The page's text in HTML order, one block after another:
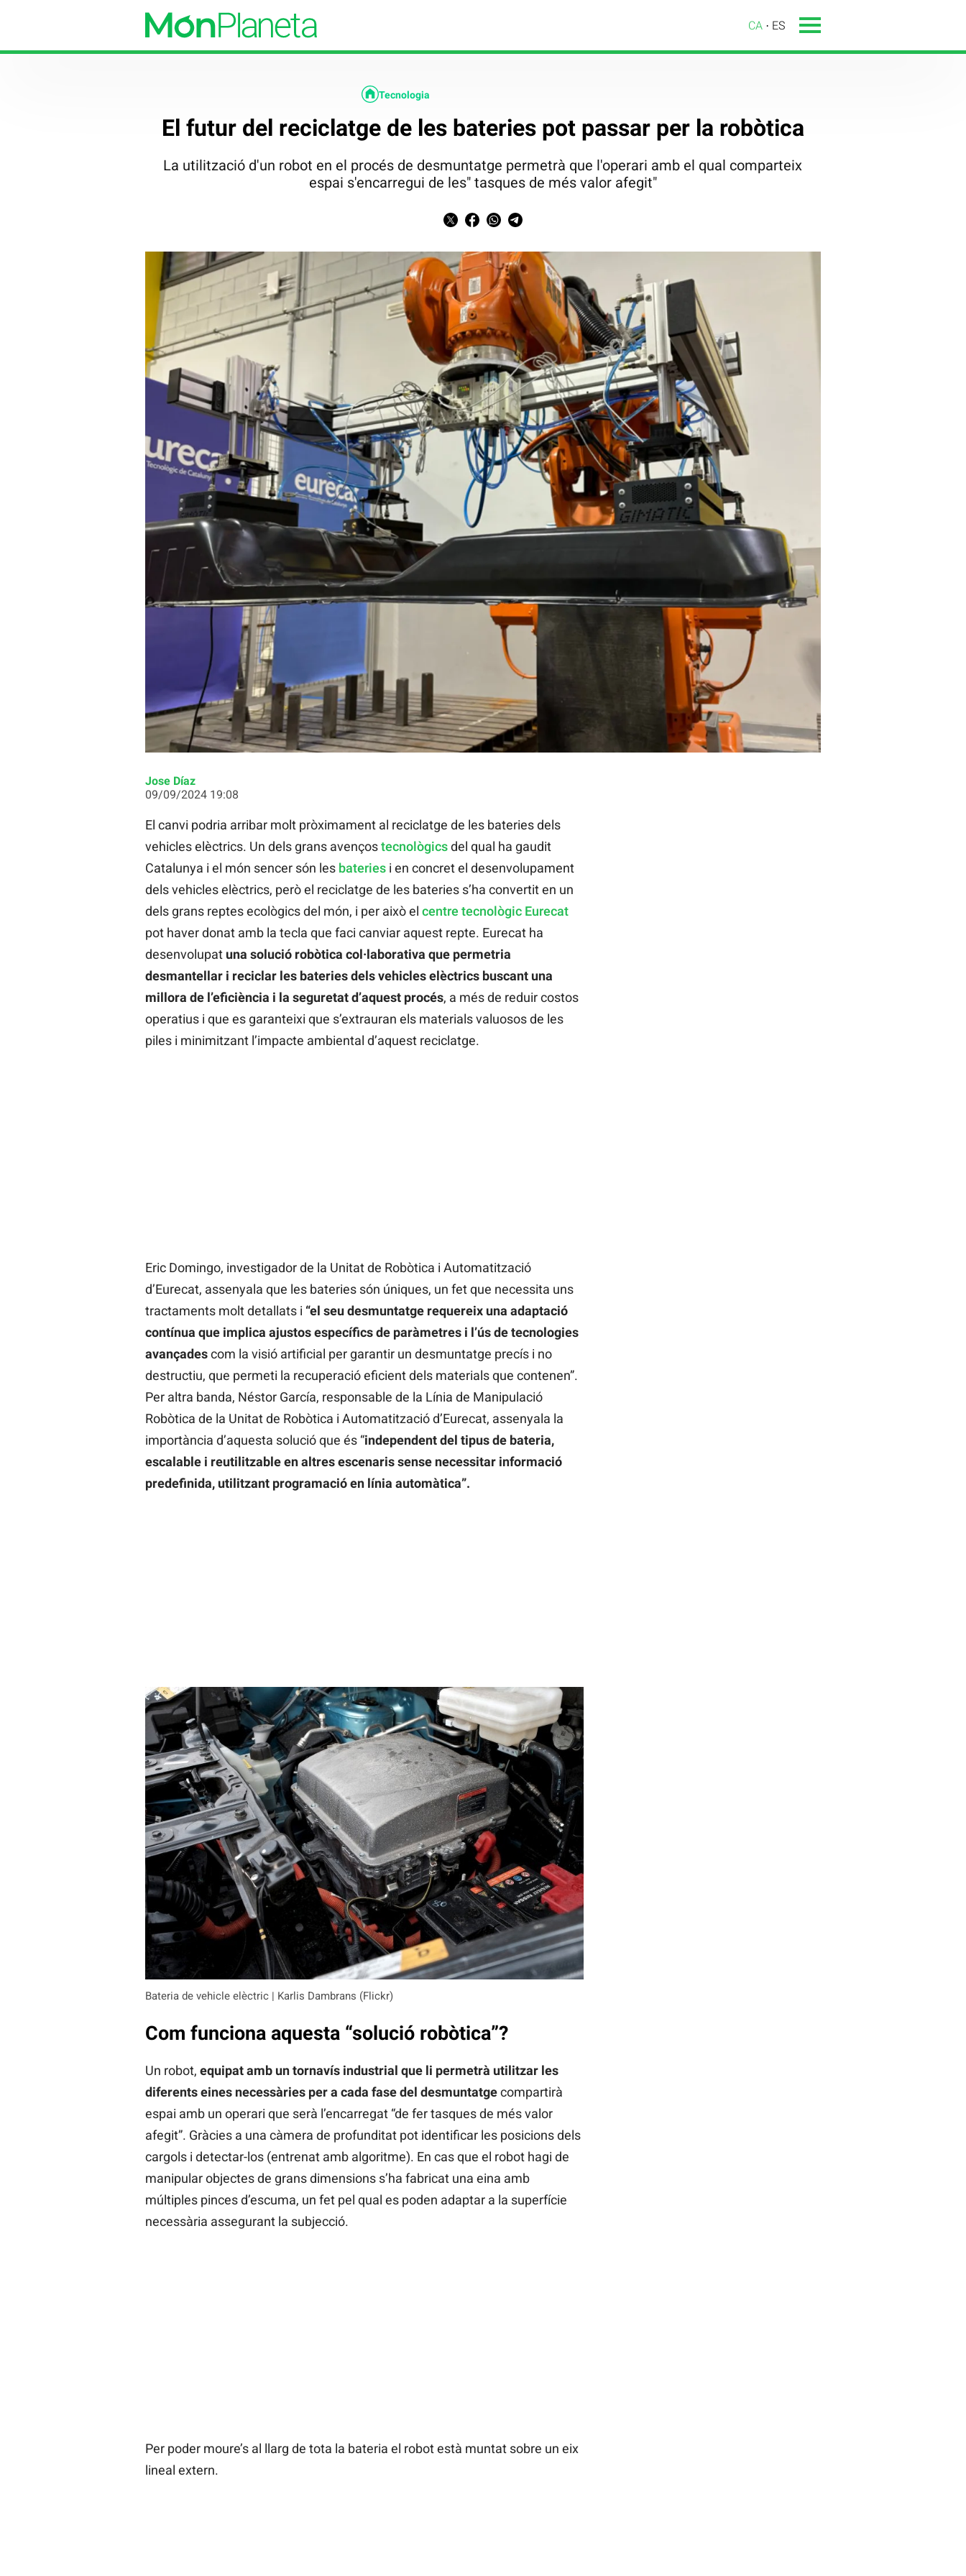
CA ES
El robot d'Eurecat que s'encarregarà de desmantellar les bateries | Eurecat
Tecnologia
El futur del reciclatge de les bateries pot passar per la robòtica
La utilització d'un robot en el procés de desmuntatge permetrà que l'operari amb el qual comparteix
espai s'encarregui de les" tasques de més valor afegit"
Jose Díaz
09/09/2024 19:08
El canvi podria arribar molt pròximament al reciclatge de les bateries dels
vehicles elèctrics. Un dels grans avençostecnològicsdel qual ha gaudit
Catalunya i el món sencer són les bateriesi en concret el desenvolupament
dels vehicles elèctrics, però el reciclatge de les bateries s’ha convertit en un
dels grans reptes ecològics del món, i per això el centre tecnològic Eurecat
pot haver donat amb la tecla que faci canviar aquest repte. Eurecat ha
desenvolupat una solució robòtica col·laborativa que permetria
desmantellar i reciclar les bateries dels vehicles elèctrics buscant una
millora de l’eficiència i la seguretat d’aquest procés, a més de reduir costos
operatius i que es garanteixi que s’extrauran els materials valuosos de les
piles i minimitzant l’impacte ambiental d’aquest reciclatge.
Eric Domingo, investigador de la Unitat de Robòtica i Automatització
d’Eurecat, assenyala que les bateries són úniques, un fet que necessita uns
tractaments molt detallats i “el seu desmuntatge requereix una adaptació
contínua que implica ajustos específics de paràmetres i l’ús de tecnologies
avançadescom la visió artificial per garantir un desmuntatge precís i no
destructiu, que permeti la recuperació eficient dels materials que contenen”.
Per altra banda, Néstor García, responsable de la Línia de Manipulació
Robòtica de la Unitat de Robòtica i Automatització d’Eurecat, assenyala la
importància d’aquesta solució que és “independent del tipus de bateria,
escalable i reutilitzable en altres escenaris sense necessitar informació
predefinida, utilitzant programació en línia automàtica”.
Bateria de vehicle elèctric | Karlis Dambrans (Flickr)
Com funciona aquesta “solució robòtica”?
Un robot, equipat amb un tornavís industrial que li permetrà utilitzar les
diferents eines necessàries per a cada fase del desmuntatgecompartirà
espai amb un operari que serà l’encarregat “de fer tasques de més valor
afegit”. Gràcies a una càmera de profunditat pot identificar les posicions dels
cargols i detectar-los (entrenat amb algoritme). En cas que el robot hagi de
manipular objectes de grans dimensions s’ha fabricat una eina amb
múltiples pinces d’escuma, un fet pel qual es poden adaptar a la superfície
necessària assegurant la subjecció.
Per poder moure’s al llarg de tota la bateria el robot està muntat sobre un eix
lineal extern.